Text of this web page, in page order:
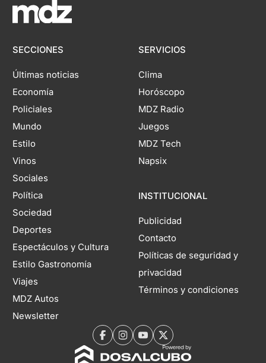
SECCIONES
Últimas noticias
Economía
Policiales
Mundo
Estilo
Vinos
Sociales
Política
Sociedad
Deportes
Espectáculos y Cultura
Estilo Gastronomía
Viajes
MDZ Autos
Newsletter
SERVICIOS
Clima
Horóscopo
MDZ Radio
Juegos
MDZ Tech
Napsix
INSTITUCIONAL
Publicidad
Contacto
Políticas de seguridad y
privacidad
Términos y condiciones